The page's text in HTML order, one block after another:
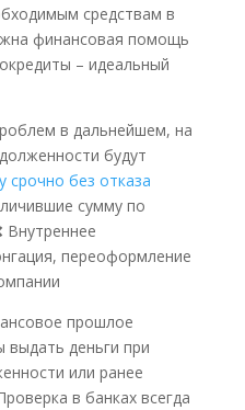
средствам в
финансовая помощь
– идеальный
в дальнейшем, на
будут
срочно без отказа
сумму по
Внутреннее
переоформление
прошлое
выдать деньги при
или ранее
в банках всегда